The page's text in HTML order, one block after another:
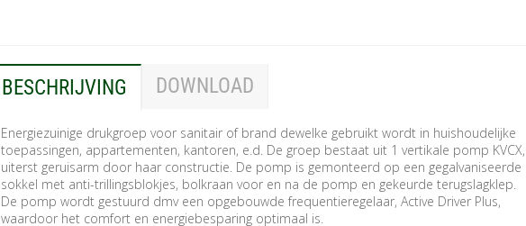
BESCHRIJVING DOWNLOAD
Energiezuinige drukgroep voor sanitair of brand dewelke gebruikt wordt in huishoudelijke
toepassingen, appartementen, kantoren, e.d. De groep bestaat uit 1 vertikale pomp KVCX,
uiterst geruisarm door haar constructie. De pomp is gemonteerd op een gegalvaniseerde
sokkel met anti-trillingsblokjes, bolkraan voor en na de pomp en gekeurde terugslagklep.
De pomp wordt gestuurd dmv een opgebouwde frequentieregelaar, Active Driver Plus,
waardoor het comfort en energiebesparing optimaal is.